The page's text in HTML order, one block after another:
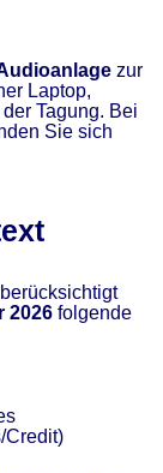
zur
Laptop,
Tagung. Bei
Sie sich
2026 folgende
Credit)